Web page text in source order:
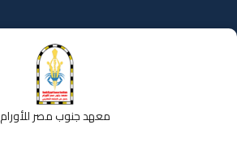
إلى
المحتوى
معهد جنوب مصر للأورام